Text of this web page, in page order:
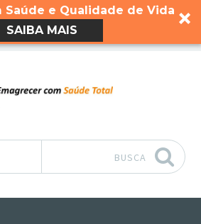
Saúde e Qualidade de Vida
SAIBA MAIS
BUSCA